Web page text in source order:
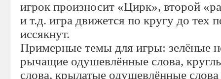
игрок произносит «Цирк», второй
и т.д. игра движется по кругу до тех
иссякнут.
Примерные темы для игры: зелёные
рычащие одушевлённые слова,
слова, крылатые одушевлённые слова